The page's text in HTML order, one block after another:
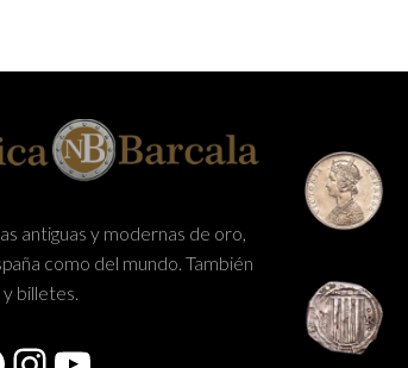
antiguas y modernas de oro,
como del mundo. También
billetes.